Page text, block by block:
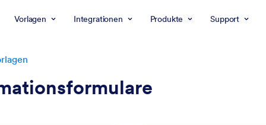
Vorlagen Integrationen Produkte Support